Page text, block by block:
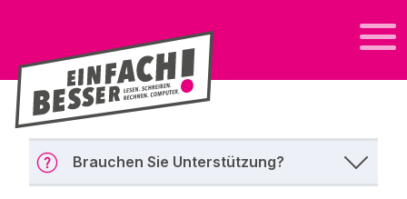
Brauchen Sie Unterstützung?